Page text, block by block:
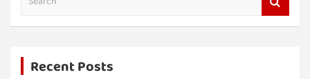
Recent Posts